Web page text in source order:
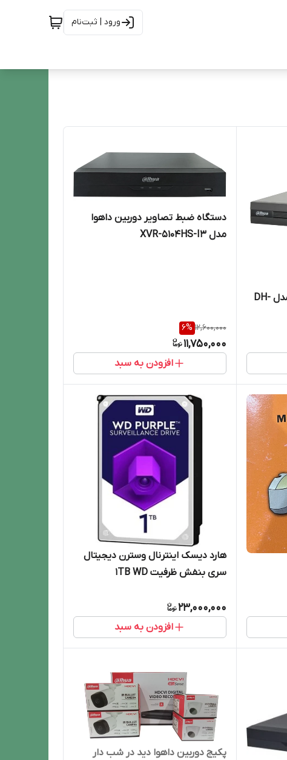
ورود | ثبت‌نام
ضبط کننده ویدیویی داهوا مدل DH-
دستگاه ضبط تصاویر دوربین داهوا
مدل XVR-5104HS-I3
12,600,000
6%
11,750,000
افزودن به سبد
هارد دیسک اینترنال وسترن دیجیتال
سری بنفش ظرفیت 1TB WD
23,000,000
افزودن به سبد
پکیج دوربین داهوا دید در شب دار